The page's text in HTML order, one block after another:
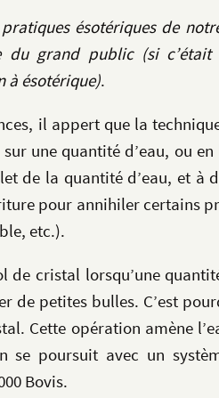
ésotériques de
du grand public (si
à ésotérique).
il appert que la
une quantité d’eau, ou
de la quantité d’eau, et
pour annihiler certains
etc.).
de cristal lorsqu’une
de petites bulles. C’est
Cette opération amène
se poursuit avec un
Bovis.